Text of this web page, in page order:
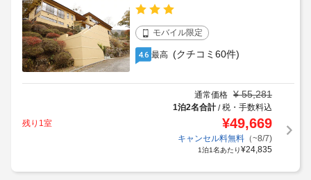
モバイル限定
4.6 最高 (クチコミ60件)
通常価格 ¥ 55,281
1泊2名合計/税・手数料込
残り1室
¥49,669
キャンセル料無料（~8/7)
1泊1名あたり¥24,835